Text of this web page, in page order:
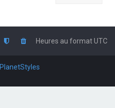
Heures au formatUTC
PlanetStyles